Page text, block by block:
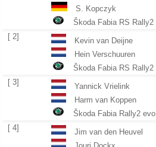
S. Kopczyk
Škoda Fabia RS Rally2
[ 2]
Kevin van Deijne
Hein Verschuuren
Škoda Fabia RS Rally2
[ 3]
Yannick Vrielink
Harm van Koppen
Škoda Fabia Rally2 evo
[ 4]
Jim van den Heuvel